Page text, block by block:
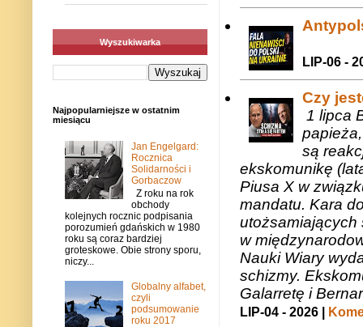
LIP-06 -
Czy
1 lipca
są
ekskomunikę
Piusa X w
mandatu. Kara
utożsamiających
w
Nauki Wiary
schizmy.
Galarretę i
LIP-04 - 2026 |
Wyszukiwarka
Najpopularniejsze w ostatnim
miesiącu
Jan Engelgard:
Rocznica
Solidarności i
Gorbaczow
Z roku na rok
obchody
kolejnych rocznic podpisania
porozumień gdańskich w 1980
roku są coraz bardziej
groteskowe. Obie strony sporu,
niczy...
Globalny alfabet,
czyli
podsumowanie
roku 2017